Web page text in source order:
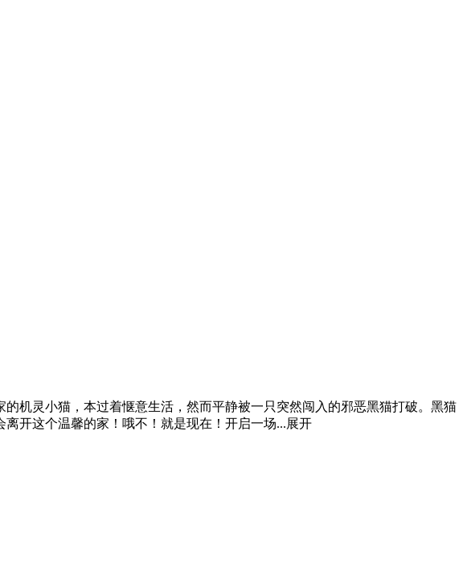
机灵小猫，本过着惬意生活，然而平静被一只突然闯入的邪恶黑猫打破。黑猫
开这个温馨的家！哦不！就是现在！开启一场...展开